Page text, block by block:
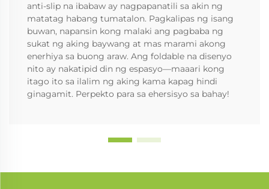
anti-slip na ibabaw ay nagpapanatili sa akin ng
matatag habang tumatalon. Pagkalipas ng isang
buwan, napansin kong malaki ang pagbaba ng
sukat ng aking baywang at mas marami akong
enerhiya sa buong araw. Ang foldable na disenyo
nito ay nakatipid din ng espasyo—maaari kong
itago ito sa ilalim ng aking kama kapag hindi
ginagamit. Perpekto para sa ehersisyo sa bahay!